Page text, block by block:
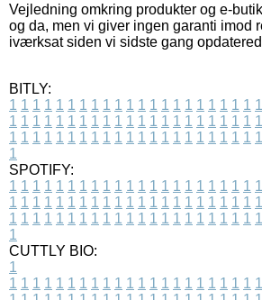
Vejledning omkring produkter og e-
og da, men vi giver ingen garanti imod
iværksat siden vi sidste gang
BITLY:
1 1 1 1 1 1 1 1 1 1 1 1 1 1 1 1 1 1 1 1 1 1
1 1 1 1 1 1 1 1 1 1 1 1 1 1 1 1 1 1 1 1 1 1
1 1 1 1 1 1 1 1 1 1 1 1 1 1 1 1 1 1 1 1 1 1
1
SPOTIFY:
1 1 1 1 1 1 1 1 1 1 1 1 1 1 1 1 1 1 1 1 1 1
1 1 1 1 1 1 1 1 1 1 1 1 1 1 1 1 1 1 1 1 1 1
1 1 1 1 1 1 1 1 1 1 1 1 1 1 1 1 1 1 1 1 1 1
1
CUTTLY BIO:
1
1 1 1 1 1 1 1 1 1 1 1 1 1 1 1 1 1 1 1 1 1 1